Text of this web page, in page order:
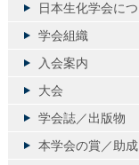
日本生化学会に
学会組織
入会案内
大会
学会誌／出版物
本学会の賞／助成